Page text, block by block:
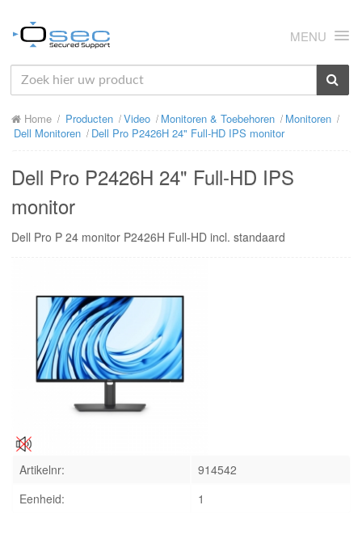
MENU
HOME
OVER ONS
MIJN OSEC
CONTACT
INLOGGEN
Home Producten Video Monitoren & Toebehoren
Monitoren
Dell Monitoren
Dell Pro P2426H 24" Full-HD IPS monitor
Dell Pro P2426H 24" Full-HD IPS
monitor
Dell Pro P 24 monitor P2426H Full-HD incl. standaard
Artikelnr:
914542
Eenheid:
1